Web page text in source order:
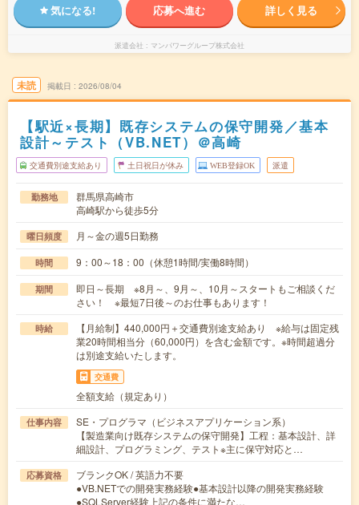
気になる! 応募へ進む 詳しく見る
派遣会社 マンパワーグループ株式会社
未読 掲載日 2026/08/04
【駅近×長期】既存システムの保守開発／基本
設計～テスト（VB.NET）＠高崎
交通費別途支給あり 土日祝日が休み WEB登録OK 派遣
勤務地
群馬県高崎市
高崎駅から徒歩5分
曜日頻度 月～金の週5日勤務
時間 9：00～18：00（休憩1時間/実働8時間）
期間
即日～長期 ※8月～、9月～、10月～スタートもご相談くだ
さい！ ※最短7日後～のお仕事もあります！
時給
【月給制】440,000円＋交通費別途支給あり ※給与は固定残
業20時間相当分（60,000円）を含む金額です。※時間超過分
は別途支給いたします。
交通費
全額支給（規定あり）
仕事内容
SE・プログラマ（ビジネスアプリケーション系）
【製造業向け既存システムの保守開発】工程：基本設計、詳
細設計、プログラミング、テスト※主に保守対応と…
応募資格
ブランクOK / 英語力不要
●VB.NETでの開発実務経験●基本設計以降の開発実務経験
●SQLServer経験上記の条件に満たな…